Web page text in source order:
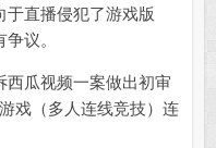
于直播侵犯了游戏版
议。
瓜视频一案做出初审
戏（多人连线竞技）连